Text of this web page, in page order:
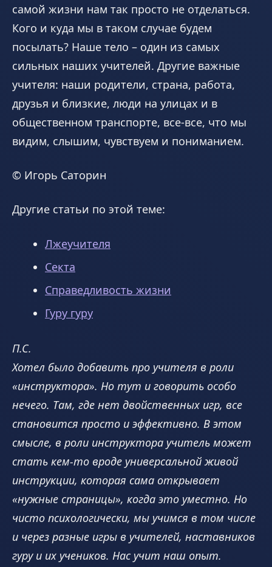
самой жизни нам так просто не отделаться.
Кого и куда мы в таком случае будем
посылать? Наше тело – один из самых
сильных наших учителей. Другие важные
учителя: наши родители, страна, работа,
друзья и близкие, люди на улицах и в
общественном транспорте, все-все, что мы
видим, слышим, чувствуем и пониманием.
© Игорь Саторин
Другие статьи по этой теме:
Лжеучителя
Секта
Справедливость жизни
Гуру гуру
П.С.
Хотел было добавить про учителя в роли
«инструктора». Но тут и говорить особо
нечего. Там, где нет двойственных игр, все
становится просто и эффективно. В этом
смысле, в роли инструктора учитель может
стать кем-то вроде универсальной живой
инструкции, которая сама открывает
«нужные страницы», когда это уместно. Но
чисто психологически, мы учимся в том числе
и через разные игры в учителей, наставников
гуру и их учеников. Нас учит наш опыт.